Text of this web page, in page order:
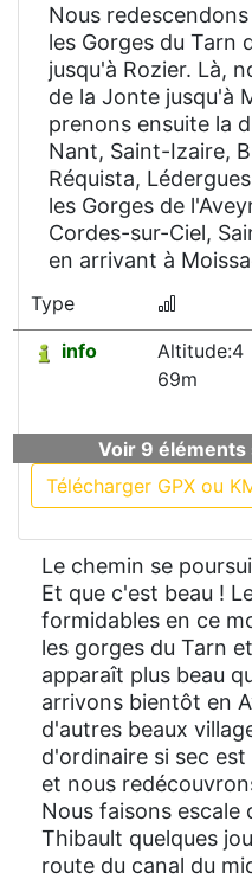
Nous
les Gorges du Tarn
jusqu'à Rozier. Là,
de la Jonte jusqu'à
prenons ensuite la
Nant, Saint-Izaire,
Réquista,
les Gorges de
Cordes-sur-Ciel,
en arrivant à
Type
info
Altitude:4
69m
Voir 9
Télécharger GPX ou
Le chemin se
Et que c'est beau !
formidables en ce
les gorges du Tarn
apparaît plus beau
arrivons bientôt en
d'autres beaux
d'ordinaire si sec
et nous
Nous faisons escale
Thibault quelques
route du canal du